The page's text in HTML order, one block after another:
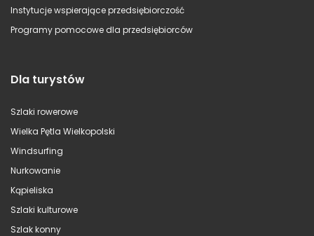
Instytucje wspierające przedsiębiorczość
Programy pomocowe dla przedsiębiorców
Dla turystów
Szlaki rowerowe
Wielka Pętla Wielkopolski
Windsurfing
Nurkowanie
Kąpieliska
Szlaki kulturowe
Szlak konny